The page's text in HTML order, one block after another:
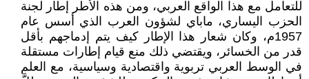
للتعامل مع هذا الواقع العربي، ومن هذه الأُطر إطار لجنة
الحزب اليساري، ماباي لشؤون العرب الذي أسس عام
1957م، وكان شعار هذا الإطار كيف يتم إدماجهم بأقل
قدر من الخسائر، ويقتضي ذلك منع قيام إطارات مستقلة
في الوسط العربي تربوية واقتصادية وسياسية، مع العلم